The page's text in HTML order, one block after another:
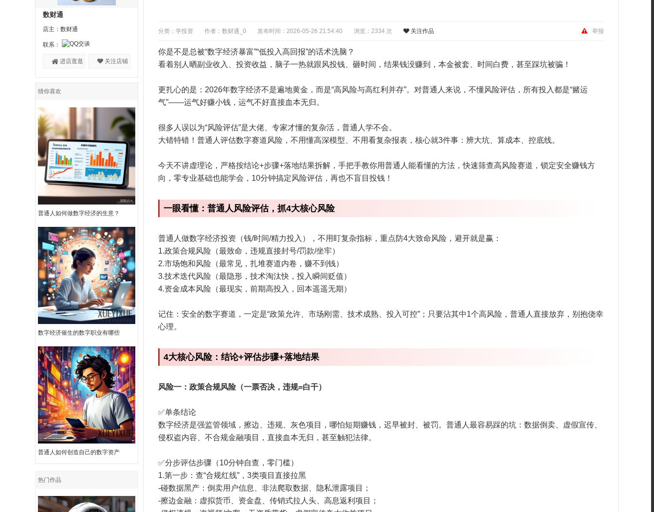
数财通
店主：数财通
联系：
进店逛逛 关注店铺
猜你喜欢
普通人如何做数字经济的生意？
数字经济催生的数字职业有哪些
普通人如何创造自己的数字资产
热门作品
分类：学投资 作者：数财通_0 发布时间：2026-05-26 21:54:40 浏览：2334 次 关注作品 举报
你是不是总被“数字经济暴富”“低投入高回报”的话术洗脑？
看着别人晒副业收入、投资收益，脑子一热就跟风投钱、砸时间，结果钱没赚到，本金被套、时间白费，甚至踩坑被骗！
更扎心的是：2026年数字经济不是遍地黄金，而是“高风险与高红利并存”。对普通人来说，不懂风险评估，所有投入都是“赌运
气”——运气好赚小钱，运气不好直接血本无归。
很多人误以为“风险评估”是大佬、专家才懂的复杂活，普通人学不会。
大错特错！普通人评估数字赛道风险，不用懂高深模型、不用看复杂报表，核心就3件事：辨大坑、算成本、控底线。
今天不讲虚理论，严格按结论+步骤+落地结果拆解，手把手教你用普通人能看懂的方法，快速筛查高风险赛道，锁定安全赚钱方
向，零专业基础也能学会，10分钟搞定风险评估，再也不盲目投钱！
一眼看懂：普通人风险评估，抓4大核心风险
普通人做数字经济投资（钱/时间/精力投入），不用盯复杂指标，重点防4大致命风险，避开就是赢：
1.政策合规风险（最致命，违规直接封号/罚款/坐牢）
2.市场饱和风险（最常见，扎堆赛道内卷，赚不到钱）
3.技术迭代风险（最隐形，技术淘汰快，投入瞬间贬值）
4.资金成本风险（最现实，前期高投入，回本遥遥无期）
记住：安全的数字赛道，一定是“政策允许、市场刚需、技术成熟、投入可控”；只要沾其中1个高风险，普通人直接放弃，别抱侥幸
心理。
4大核心风险：结论+评估步骤+落地结果
风险一：政策合规风险（一票否决，违规=白干）
✅单条结论
数字经济是强监管领域，擦边、违规、灰色项目，哪怕短期赚钱，迟早被封、被罚。普通人最容易踩的坑：数据倒卖、虚假宣传、
侵权盗内容、不合规金融项目，直接血本无归，甚至触犯法律。
✅分步评估步骤（10分钟自查，零门槛）
1.第一步：查“合规红线”，3类项目直接拉黑
-碰数据黑产：倒卖用户信息、非法爬取数据、隐私泄露项目；
-擦边金融：虚拟货币、资金盘、传销式拉人头、高息返利项目；